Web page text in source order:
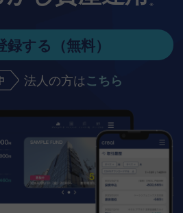
録する（無料）
法人の方はこちら